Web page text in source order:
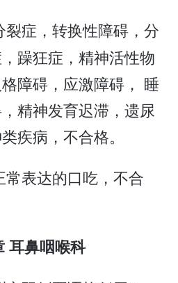
裂症，转换性障碍，分
躁狂症，精神活性物
障碍，应激障碍， 睡
精神发育迟滞，遗尿
疾病，不合格。
常表达的口吃，不合
耳鼻咽喉科